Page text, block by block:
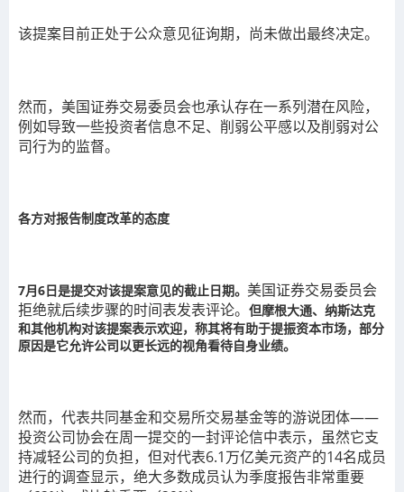
该提案目前正处于公众意见征询期，尚未做出最终决定。
然而，美国证券交易委员会也承认存在一系列潜在风险，
例如导致一些投资者信息不足、削弱公平感以及削弱对公
司行为的监督。
各方对报告制度改革的态度
7月6日是提交对该提案意见的截止日期。 美国证券交易委员会
拒绝就后续步骤的时间表发表评论。 但摩根大通、纳斯达克
和其他机构对该提案表示欢迎，称其将有助于提振资本市场，部分
原因是它允许公司以更长远的视角看待自身业绩。
然而，代表共同基金和交易所交易基金等的游说团体——
投资公司协会在周一提交的一封评论信中表示，虽然它支
持减轻公司的负担，但对代表6.1万亿美元资产的14名成员
进行的调查显示，绝大多数成员认为季度报告非常重要